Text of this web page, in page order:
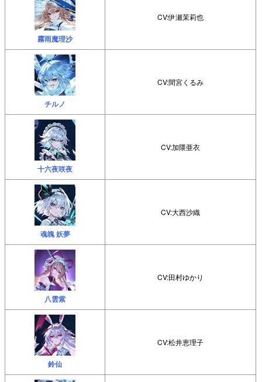
霧雨魔理沙
CV:伊瀬茉莉也
チルノ
CV:間宮くるみ
十六夜咲夜
CV:加隈亜衣
魂魄 妖夢
CV:大西沙織
八雲紫
CV:田村ゆかり
鈴仙
CV:松井恵理子